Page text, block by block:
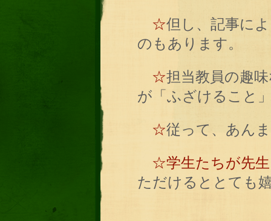
☆但し、記事に
のもあります。
☆担当教員の趣
が「ふざけること
☆従って、あん
☆学生たちが先生
ただけるととても